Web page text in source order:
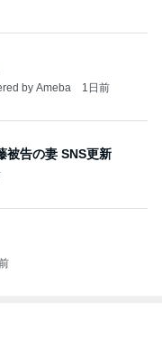
by Ameba 1日前
被告の妻 SNS更新